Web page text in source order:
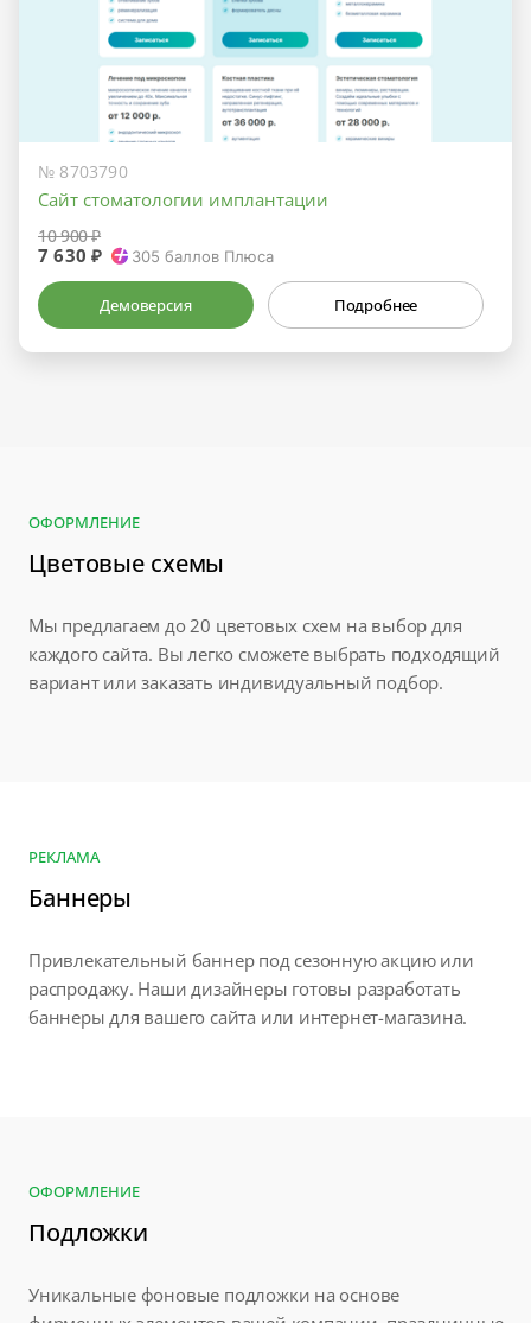
№ 8703790
Сайт стоматологии имплантации
10 900 ₽
7 630 ₽ 305 баллов Плюса
Демоверсия Подробнее
ОФОРМЛЕНИЕ
Цветовые схемы
Мы предлагаем до 20 цветовых схем на выбор для
каждого сайта. Вы легко сможете выбрать подходящий
вариант или заказать индивидуальный подбор.
РЕКЛАМА
Баннеры
Привлекательный баннер под сезонную акцию или
распродажу. Наши дизайнеры готовы разработать
баннеры для вашего сайта или интернет-магазина.
ОФОРМЛЕНИЕ
Подложки
Уникальные фоновые подложки на основе